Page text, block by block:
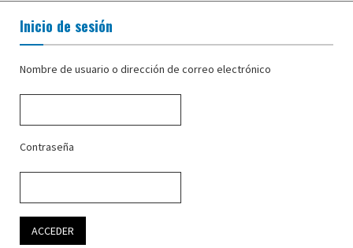
Inicio de sesión
Nombre de usuario o dirección de correo electrónico
Contraseña